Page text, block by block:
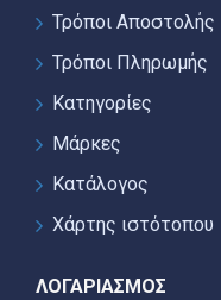
Τρόποι Αποστολής
Τρόποι Πληρωμής
Κατηγορίες
Μάρκες
Κατάλογος
Χάρτης ιστότοπου
ΛΟΓΑΡΙΑΣΜΌΣ